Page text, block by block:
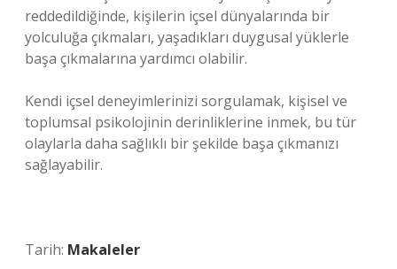
reddedildiğinde, kişilerin içsel dünyalarında bir
yolculuğa çıkmaları, yaşadıkları duygusal yüklerle
başa çıkmalarına yardımcı olabilir.
Kendi içsel deneyimlerinizi sorgulamak, kişisel ve
toplumsal psikolojinin derinliklerine inmek, bu tür
olaylarla daha sağlıklı bir şekilde başa çıkmanızı
sağlayabilir.
Tarih: Makaleler